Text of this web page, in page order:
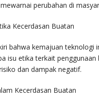
perubahan di
Kecerdasan Buatan
bahwa kemajuan teknologi
isu etika terkait
dan dampak negatif.
Kecerdasan Buatan